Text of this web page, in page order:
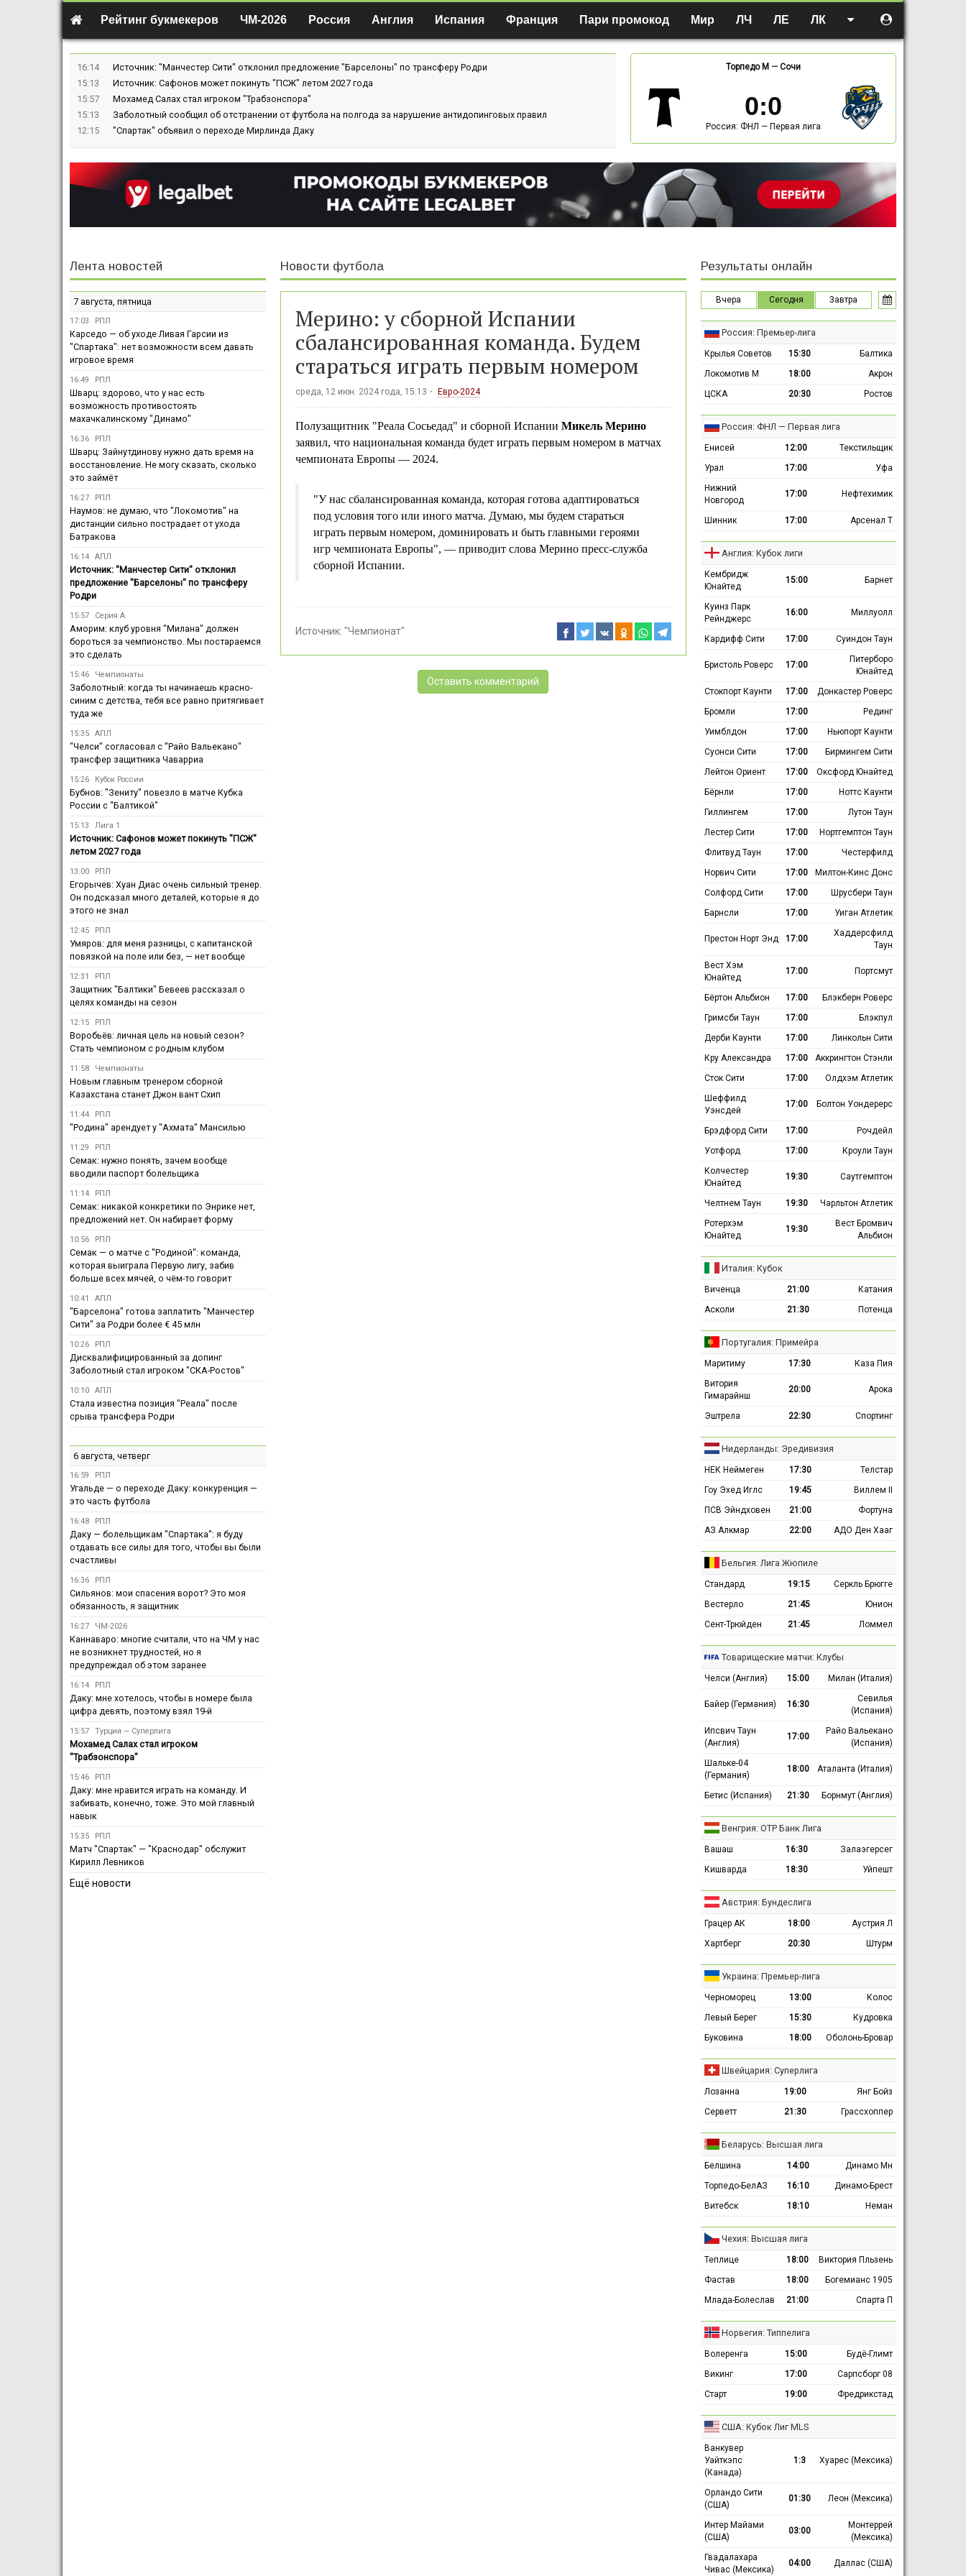
Рейтинг букмекеров ЧМ-2026 Россия Англия Испания Франция Пари промокод Мир ЛЧ ЛЕ ЛК
16:14
Источник: "Манчестер Сити" отклонил предложение "Барселоны" по трансферу Родри
15:13
Источник: Сафонов может покинуть "ПСЖ" летом 2027 года
15:57
Мохамед Салах стал игроком "Трабзонспора"
15:13
Заболотный сообщил об отстранении от футбола на полгода за нарушение антидопинговых правил
12:15
"Спартак" объявил о переходе Мирлинда Даку
Торпедо М — Сочи
0:0
Россия: ФНЛ — Первая лига
Новости футбола
Мерино: у сборной Испании
сбалансированная команда. Будем
стараться играть первым номером
среда, 12 июн. 2024 года, 15:13 Евро-2024
Полузащитник "Реала Сосьедад" и сборной Испании Микель Мерино
заявил, что национальная команда будет играть первым номером в матчах
чемпионата Европы — 2024.
"У нас сбалансированная команда, которая готова адаптироваться
под условия того или иного матча. Думаю, мы будем стараться
играть первым номером, доминировать и быть главными героями
игр чемпионата Европы", — приводит слова Мерино пресс-служба
сборной Испании.
Источник: "Чемпионат"
Оставить комментарий
Лента новостей
7 августа, пятница
17:03 РПЛ
Карседо — об уходе Ливая Гарсии из
"Спартака": нет возможности всем давать
игровое время
16:49 РПЛ
Шварц: здорово, что у нас есть
возможность противостоять
махачкалинскому "Динамо"
16:36 РПЛ
Шварц: Зайнутдинову нужно дать время на
восстановление. Не могу сказать, сколько
это займёт
16:27 РПЛ
Наумов: не думаю, что "Локомотив" на
дистанции сильно пострадает от ухода
Батракова
16:14 АПЛ
Источник: "Манчестер Сити" отклонил
предложение "Барселоны" по трансферу
Родри
15:57 Серия А
Аморим: клуб уровня "Милана" должен
бороться за чемпионство. Мы постараемся
это сделать
15:46 Чемпионаты
Заболотный: когда ты начинаешь красно-
синим с детства, тебя все равно притягивает
туда же
15:35 АПЛ
"Челси" согласовал с "Райо Вальекано"
трансфер защитника Чаварриа
15:26 Кубок России
Бубнов: "Зениту" повезло в матче Кубка
России с "Балтикой"
15:13 Лига 1
Источник: Сафонов может покинуть "ПСЖ"
летом 2027 года
13:00 РПЛ
Егорычев: Хуан Диас очень сильный тренер.
Он подсказал много деталей, которые я до
этого не знал
12:45 РПЛ
Умяров: для меня разницы, с капитанской
повязкой на поле или без, — нет вообще
12:31 РПЛ
Защитник "Балтики" Бевеев рассказал о
целях команды на сезон
12:15 РПЛ
Воробьёв: личная цель на новый сезон?
Стать чемпионом с родным клубом
11:58 Чемпионаты
Новым главным тренером сборной
Казахстана станет Джон вант Схип
11:44 РПЛ
"Родина" арендует у "Ахмата" Мансилью
11:29 РПЛ
Семак: нужно понять, зачем вообще
вводили паспорт болельщика
11:14 РПЛ
Семак: никакой конкретики по Энрике нет,
предложений нет. Он набирает форму
10:56 РПЛ
Семак — о матче с "Родиной": команда,
которая выиграла Первую лигу, забив
больше всех мячей, о чём-то говорит
10:41 АПЛ
"Барселона" готова заплатить "Манчестер
Сити" за Родри более € 45 млн
10:26 РПЛ
Дисквалифицированный за допинг
Заболотный стал игроком "СКА-Ростов"
10:10 АПЛ
Стала известна позиция "Реала" после
срыва трансфера Родри
6 августа, четверг
16:59 РПЛ
Угальде — о переходе Даку: конкуренция —
это часть футбола
16:48 РПЛ
Даку — болельщикам "Спартака": я буду
отдавать все силы для того, чтобы вы были
счастливы
16:36 РПЛ
Сильянов: мои спасения ворот? Это моя
обязанность, я защитник
16:27 ЧМ-2026
Каннаваро: многие считали, что на ЧМ у нас
не возникнет трудностей, но я
предупреждал об этом заранее
16:14 РПЛ
Даку: мне хотелось, чтобы в номере была
цифра девять, поэтому взял 19-й
15:57 Турция — Суперлига
Мохамед Салах стал игроком
"Трабзонспора"
15:46 РПЛ
Даку: мне нравится играть на команду. И
забивать, конечно, тоже. Это мой главный
навык
15:35 РПЛ
Матч "Спартак" — "Краснодар" обслужит
Кирилл Левников
Ещё новости
Результаты онлайн
Вчера Сегодня Завтра
Россия: Премьер-лига
Крылья Советов 15:30
Балтика
Локомотив М
18:00
Акрон
ЦСКА
20:30 Ростов
Россия: ФНЛ — Первая лига
Енисей 12:00
Текстильщик
Урал
17:00
Уфа
Нижний
Новгород
17:00 Нефтехимик
Шинник 17:00 Арсенал Т
Англия: Кубок лиги
Кембридж
Юнайтед
15:00 Барнет
Куинз Парк
Рейнджерс
16:00 Миллуолл
Кардифф Сити 17:00 Суиндон Таун
Бристоль Роверс 17:00
Питерборо
Юнайтед
Стокпорт Каунти
17:00
Донкастер Роверс
Бромли
17:00
Рединг
Уимблдон
17:00
Ньюпорт Каунти
Суонси Сити
17:00
Бирмингем Сити
Лейтон Ориент
17:00
Оксфорд Юнайтед
Бёрнли
17:00
Ноттс Каунти
Гиллингем
17:00
Лутон Таун
Лестер Сити
17:00
Нортгемптон Таун
Флитвуд Таун
17:00
Честерфилд
Норвич Сити
17:00
Милтон-Кинс Донс
Солфорд Сити
17:00
Шрусбери Таун
Барнсли
17:00 Уиган Атлетик
Престон Норт Энд 17:00
Хаддерсфилд
Таун
Вест Хэм
Юнайтед
17:00 Портсмут
Бёртон Альбион 17:00
Блэкберн Роверс
Гримсби Таун
17:00
Блэкпул
Дерби Каунти
17:00
Линкольн Сити
Кру Александра
17:00
Аккрингтон Стэнли
Сток Сити
17:00
Олдхэм Атлетик
Шеффилд
Уэнсдей
17:00 Болтон Уондерерс
Брэдфорд Сити 17:00
Рочдейл
Уотфорд
17:00
Кроули Таун
Колчестер
Юнайтед
19:30 Саутгемптон
Челтнем Таун 19:30
Чарльтон Атлетик
Ротерхэм
Юнайтед
19:30
Вест Бромвич
Альбион
Италия: Кубок
Виченца 21:00
Катания
Асколи
21:30 Потенца
Португалия: Примейра
Маритиму 17:30
Каза Пия
Витория
Гимарайнш
20:00 Арока
Эштрела 22:30 Спортинг
Нидерланды: Эредивизия
НЕК Неймеген 17:30
Телстар
Гоу Эхед Иглс
19:45
Виллем II
ПСВ Эйндховен
21:00
Фортуна
АЗ Алкмар
22:00 АДО Ден Хааг
Бельгия: Лига Жюпиле
Стандард 19:15
Серкль Брюгге
Вестерло
21:45
Юнион
Сент-Трюйден
21:45 Ломмел
Товарищеские матчи: Клубы
Челси (Англия) 15:00 Милан (Италия)
Байер (Германия) 16:30
Севилья
(Испания)
Ипсвич Таун
(Англия)
17:00
Райо Вальекано
(Испания)
Шальке-04
(Германия)
18:00 Аталанта (Италия)
Бетис (Испания) 21:30 Борнмут (Англия)
Венгрия: ОТР Банк Лига
Вашаш 16:30
Залаэгерсег
Кишварда
18:30 Уйпешт
Австрия: Бундеслига
Грацер АК 18:00
Аустрия Л
Хартберг
20:30 Штурм
Украина: Премьер-лига
Черноморец 13:00
Колос
Левый Берег
15:30
Кудровка
Буковина
18:00 Оболонь-Бровар
Швейцария: Суперлига
Лозанна 19:00
Янг Бойз
Серветт
21:30 Грассхоппер
Беларусь: Высшая лига
Белшина 14:00
Динамо Мн
Торпедо-БелАЗ
16:10
Динамо-Брест
Витебск
18:10 Неман
Чехия: Высшая лига
Теплице 18:00
Виктория Пльзень
Фастав
18:00
Богемианс 1905
Млада-Болеслав
21:00 Спарта П
Норвегия: Типпелига
Волеренга 15:00
Будё-Глимт
Викинг
17:00
Сарпсборг 08
Старт
19:00 Фредрикстад
США: Кубок Лиг MLS
Ванкувер
Уайткэпс
(Канада)
1:3 Хуарес (Мексика)
Орландо Сити
(США)
01:30 Леон (Мексика)
Интер Майами
(США)
03:00
Монтеррей
(Мексика)
Гвадалахара
Чивас (Мексика)
04:00 Даллас (США)